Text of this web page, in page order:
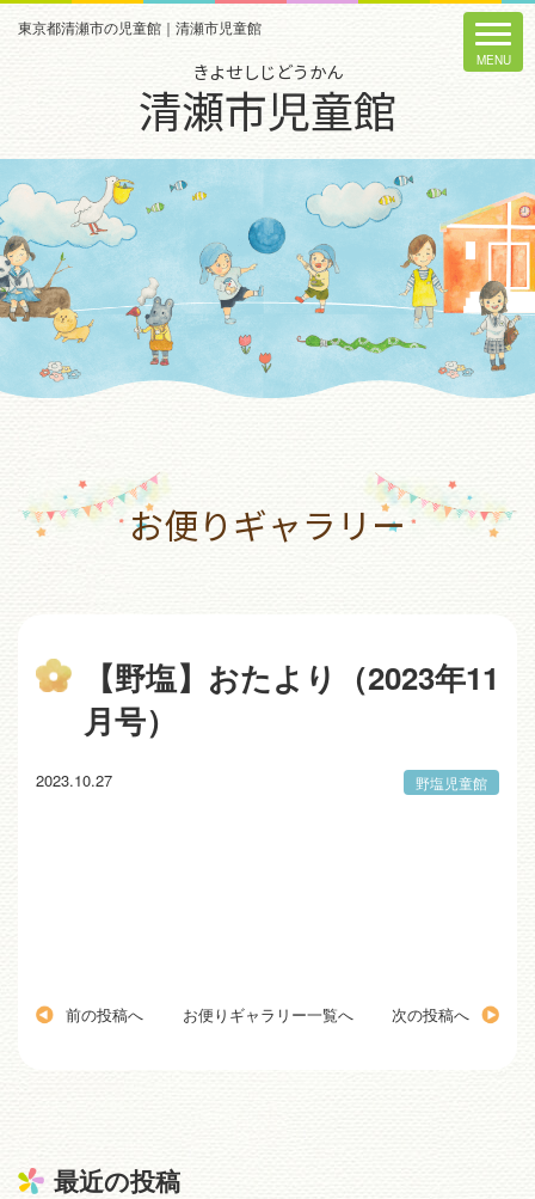
東京都清瀬市の児童館｜清瀬市児童館
きよせしじどうかん
清瀬市児童館
お便りギャラリー
【野塩】おたより（2023年11
月号）
2023.10.27 野塩児童館
前の投稿へ お便りギャラリー一覧へ 次の投稿へ
最近の投稿